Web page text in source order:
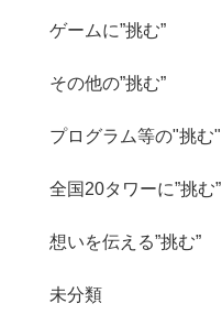
ゲームに”挑む”
その他の”挑む”
プログラム等の"挑む"
全国20タワーに”挑む”
想いを伝える”挑む”
未分類